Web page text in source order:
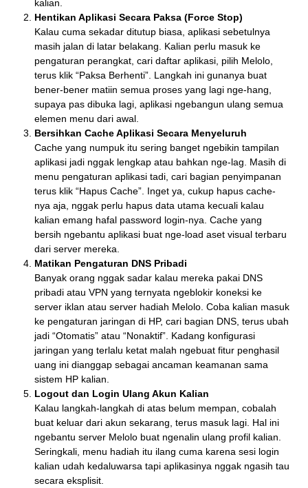
kalian.
Hentikan Aplikasi Secara Paksa (Force Stop)
Kalau cuma sekadar ditutup biasa, aplikasi sebetulnya
masih jalan di latar belakang. Kalian perlu masuk ke
pengaturan perangkat, cari daftar aplikasi, pilih Melolo,
terus klik “Paksa Berhenti”. Langkah ini gunanya buat
bener-bener matiin semua proses yang lagi nge-hang,
supaya pas dibuka lagi, aplikasi ngebangun ulang semua
elemen menu dari awal.
Bersihkan Cache Aplikasi Secara Menyeluruh
Cache yang numpuk itu sering banget ngebikin tampilan
aplikasi jadi nggak lengkap atau bahkan nge-lag. Masih di
menu pengaturan aplikasi tadi, cari bagian penyimpanan
terus klik “Hapus Cache”. Inget ya, cukup hapus cache-
nya aja, nggak perlu hapus data utama kecuali kalau
kalian emang hafal password login-nya. Cache yang
bersih ngebantu aplikasi buat nge-load aset visual terbaru
dari server mereka.
Matikan Pengaturan DNS Pribadi
Banyak orang nggak sadar kalau mereka pakai DNS
pribadi atau VPN yang ternyata ngeblokir koneksi ke
server iklan atau server hadiah Melolo. Coba kalian masuk
ke pengaturan jaringan di HP, cari bagian DNS, terus ubah
jadi “Otomatis” atau “Nonaktif”. Kadang konfigurasi
jaringan yang terlalu ketat malah ngebuat fitur penghasil
uang ini dianggap sebagai ancaman keamanan sama
sistem HP kalian.
Logout dan Login Ulang Akun Kalian
Kalau langkah-langkah di atas belum mempan, cobalah
buat keluar dari akun sekarang, terus masuk lagi. Hal ini
ngebantu server Melolo buat ngenalin ulang profil kalian.
Seringkali, menu hadiah itu ilang cuma karena sesi login
kalian udah kedaluwarsa tapi aplikasinya nggak ngasih tau
secara eksplisit.